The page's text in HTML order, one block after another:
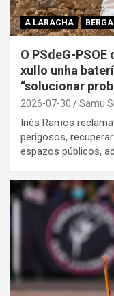
A LARACHA
O PSdeG-
xullo unha
“solucionar
2026-07-30 Samu
Inés Ramos
perigosos,
espazos públicos,